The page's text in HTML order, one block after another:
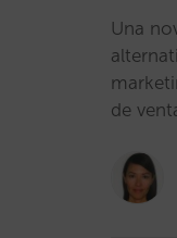
Una
de